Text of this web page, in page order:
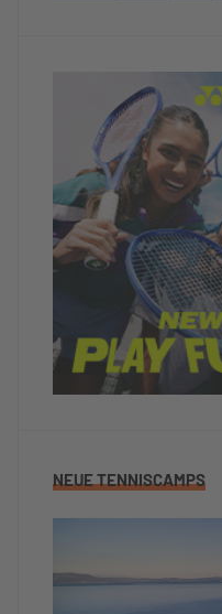
NEUE TENNISCAMPS